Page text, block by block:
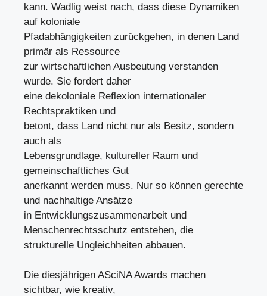
kann. Wadlig weist nach, dass diese Dynamiken
auf koloniale
Pfadabhängigkeiten zurückgehen, in denen Land
primär als Ressource
zur wirtschaftlichen Ausbeutung verstanden
wurde. Sie fordert daher
eine dekoloniale Reflexion internationaler
Rechtspraktiken und
betont, dass Land nicht nur als Besitz, sondern
auch als
Lebensgrundlage, kultureller Raum und
gemeinschaftliches Gut
anerkannt werden muss. Nur so können gerechte
und nachhaltige Ansätze
in Entwicklungszusammenarbeit und
Menschenrechtsschutz entstehen, die
strukturelle Ungleichheiten abbauen.
Die diesjährigen ASciNA Awards machen
sichtbar, wie kreativ,